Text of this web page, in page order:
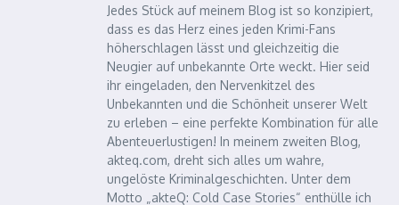
Jedes Stück auf meinem Blog ist so konzipiert,
dass es das Herz eines jeden Krimi-Fans
höherschlagen lässt und gleichzeitig die
Neugier auf unbekannte Orte weckt. Hier seid
ihr eingeladen, den Nervenkitzel des
Unbekannten und die Schönheit unserer Welt
zu erleben – eine perfekte Kombination für alle
Abenteuerlustigen! In meinem zweiten Blog,
akteq.com, dreht sich alles um wahre,
ungelöste Kriminalgeschichten. Unter dem
Motto „akteQ: Cold Case Stories“ enthülle ich